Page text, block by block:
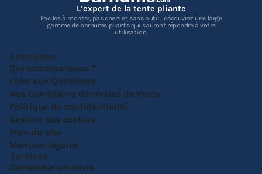
L’expert de la tente pliante
Faciles à monter, pas chers et sans outil : découvrez une large
gamme de barnums pliants qui sauront répondre à votre
utilisation.
Entreprise
Qui sommes-nous ?
Foire aux Questions
Nos Conditions Générales de Vente
Politique de confidentialité
Gestion des cookies
Plan du site
Mention légales
Services
Demander un devis